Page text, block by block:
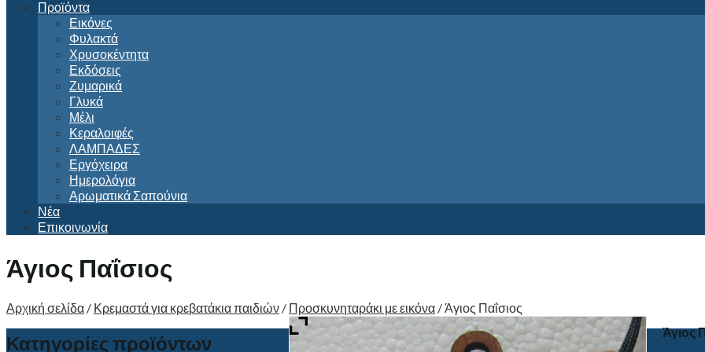
Προϊόντα
Εικόνες
Φυλακτά
Χρυσοκέντητα
Εκδόσεις
Ζυμαρικά
Γλυκά
Μέλι
Κεραλοιφές
ΛΑΜΠΑΔΕΣ
Εργόχειρα
Ημερολόγια
Αρωματικά Σαπούνια
Νέα
Επικοινωνία
Άγιος Παΐσιος
Αρχική σελίδα / Κρεμαστά για κρεβατάκια παιδιών / Προσκυνηταράκι με εικόνα /Άγιος Παΐσιος
Άγιος
Κατηγορίες προϊόντων